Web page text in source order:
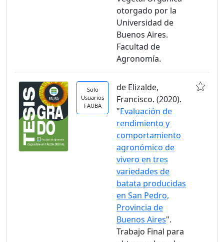
otorgado por la
Universidad de
Buenos Aires.
Facultad de
Agronomía.
Solo
Usuarios
FAUBA
de Elizalde,
Francisco. (2020).
"Evaluación de
rendimiento y
comportamiento
agronómico de
vivero en tres
variedades de
batata producidas
en San Pedro,
Provincia de
Buenos Aires".
Trabajo Final para